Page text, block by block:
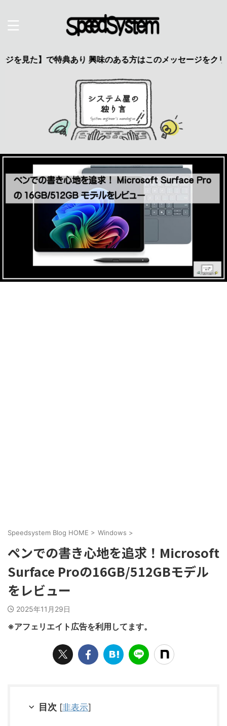
特典あり 興味のある方はこのメッセージをクリック
Speedsystem Blog HOME > Windows >
ペンでの書き心地を追求！Microsoft
Surface Proの16GB/512GBモデル
をレビュー
2025年11月29日
※アフェリエイト広告を利用してます。
目次 [非表示]